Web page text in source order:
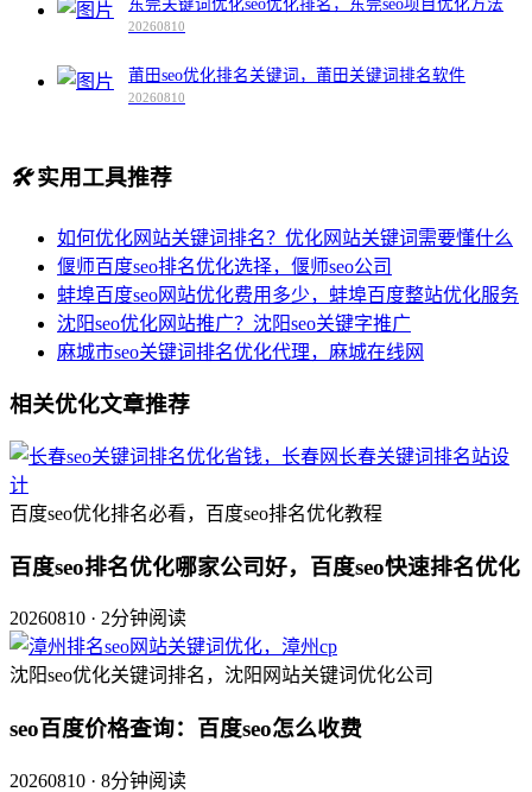
东莞关键词优化seo优化排名，东莞seo项目优化方法
20260810
莆田seo优化排名关键词，莆田关键词排名软件
20260810
🛠️实用工具推荐
如何优化网站关键词排名？优化网站关键词需要懂什么
偃师百度seo排名优化选择，偃师seo公司
蚌埠百度seo网站优化费用多少，蚌埠百度整站优化服务
沈阳seo优化网站推广？沈阳seo关键字推广
麻城市seo关键词排名优化代理，麻城在线网
相关优化文章推荐
百度seo优化排名必看，百度seo排名优化教程
百度seo排名优化哪家公司好，百度seo快速排名优化
20260810 · 2分钟阅读
沈阳seo优化关键词排名，沈阳网站关键词优化公司
seo百度价格查询：百度seo怎么收费
20260810 · 8分钟阅读